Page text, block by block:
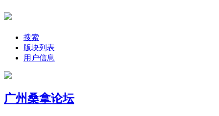
搜索
版块列表
用户信息
广州桑拿论坛